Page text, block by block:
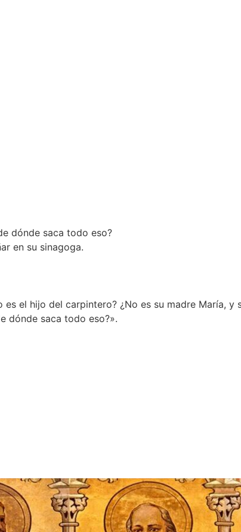
dónde saca todo eso?
en su sinagoga.
el hijo del carpintero? ¿No es su madre María, y
dónde saca todo eso?».